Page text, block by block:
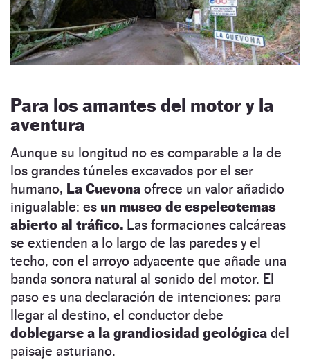
Para los amantes del motor y la
aventura
Aunque su longitud no es comparable a la de
los grandes túneles excavados por el ser
humano, La Cuevona ofrece un valor añadido
inigualable: es un museo de espeleotemas
abierto al tráfico. Las formaciones calcáreas
se extienden a lo largo de las paredes y el
techo, con el arroyo adyacente que añade una
banda sonora natural al sonido del motor. El
paso es una declaración de intenciones: para
llegar al destino, el conductor debe
doblegarse a la grandiosidad geológica del
paisaje asturiano.